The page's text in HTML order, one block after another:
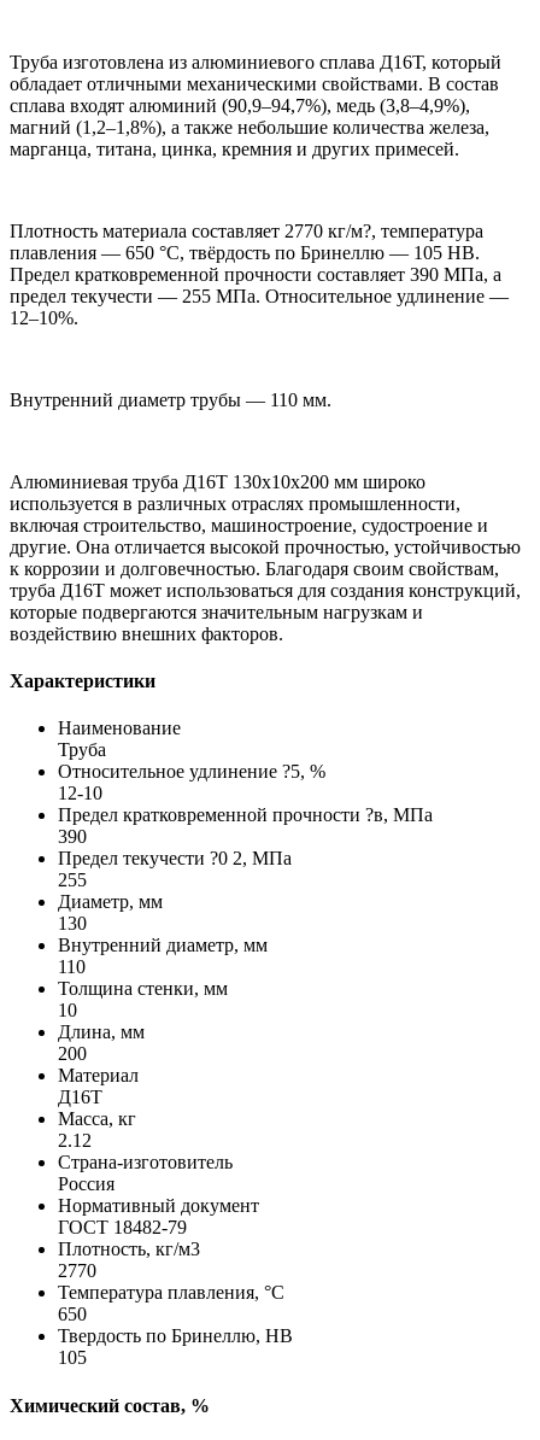
Труба изготовлена из алюминиевого сплава Д16Т, который
обладает отличными механическими свойствами. В состав
сплава входят алюминий (90,9–94,7%), медь (3,8–4,9%),
магний (1,2–1,8%), а также небольшие количества железа,
марганца, титана, цинка, кремния и других примесей.
Плотность материала составляет 2770 кг/м?, температура
плавления — 650 °C, твёрдость по Бринеллю — 105 HB.
Предел кратковременной прочности составляет 390 МПа, а
предел текучести — 255 МПа. Относительное удлинение —
12–10%.
Внутренний диаметр трубы — 110 мм.
Алюминиевая труба Д16Т 130х10х200 мм широко
используется в различных отраслях промышленности,
включая строительство, машиностроение, судостроение и
другие. Она отличается высокой прочностью, устойчивостью
к коррозии и долговечностью. Благодаря своим свойствам,
труба Д16Т может использоваться для создания конструкций,
которые подвергаются значительным нагрузкам и
воздействию внешних факторов.
Характеристики
Наименование
Труба
Относительное удлинение ?5, %
12-10
Предел кратковременной прочности ?в, МПа
390
Предел текучести ?0 2, МПа
255
Диаметр, мм
130
Внутренний диаметр, мм
110
Толщина стенки, мм
10
Длина, мм
200
Материал
Д16Т
Масса, кг
2.12
Страна-изготовитель
Россия
Нормативный документ
ГОСТ 18482-79
Плотность, кг/м3
2770
Температура плавления, °C
650
Твердость по Бринеллю, HB
105
Химический состав, %